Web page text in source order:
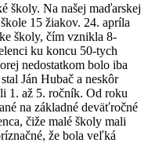
školy. Na našej maďarskej
15 žiakov. 24. apríla
školy, čím vznikla 8-
ku koncu 50-tych
nedostatkom bolo iba
Ján Hubač a neskôr
1. až 5. ročník. Od roku
na základné deväťročné
čiže malé školy mali
že bola veľká